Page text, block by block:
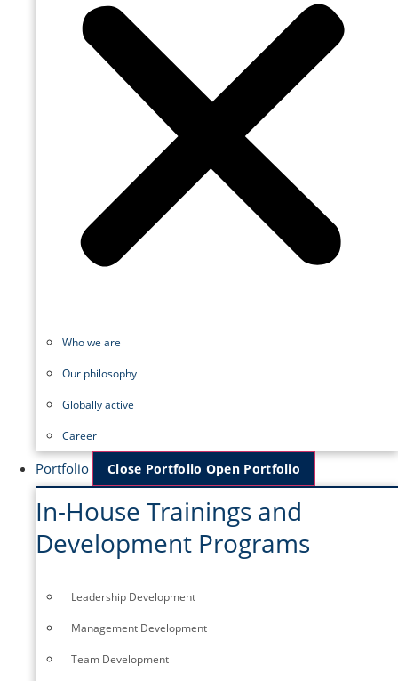
Who we are
Our philosophy
Globally active
Career
Portfolio Close Portfolio Open Portfolio
In-House Trainings and
Development Programs
Leadership Development
Management Development
Team Development